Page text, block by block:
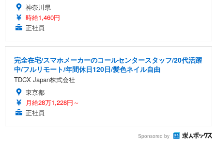
神奈川県
時給1,460円
正社員
完全在宅/スマホメーカーのコールセンタースタッフ/20代活躍
中/フルリモート/年間休日120日/髪色ネイル自由
TDCX Japan株式会社
東京都
月給28万1,228円～
正社員
Sponsored by